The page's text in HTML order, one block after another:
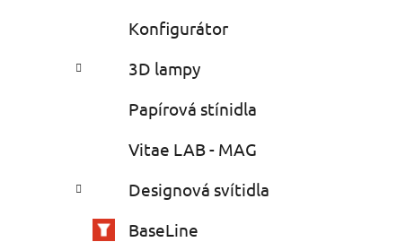
Konfigurátor
3D lampy
Papírová stínidla
Vitae LAB - MAG
Designová svítidla
BaseLine